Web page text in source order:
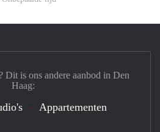
Dit is ons andere aanbod in Den
Haag:
Appartementen